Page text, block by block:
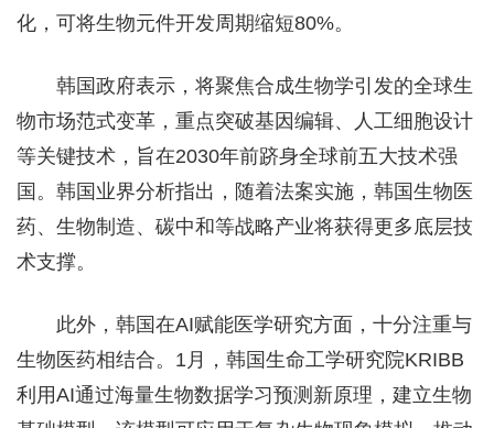
化，可将生物元件开发周期缩短80%。
韩国政府表示，将聚焦合成生物学引发的全球生
物市场范式变革，重点突破基因编辑、人工细胞设计
等关键技术，旨在2030年前跻身全球前五大技术强
国。韩国业界分析指出，随着法案实施，韩国生物医
药、生物制造、碳中和等战略产业将获得更多底层技
术支撑。
此外，韩国在AI赋能医学研究方面，十分注重与
生物医药相结合。1月，韩国生命工学研究院KRIBB
利用AI通过海量生物数据学习预测新原理，建立生物